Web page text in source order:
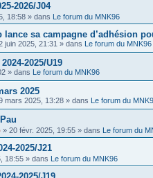
2026/J04
18:58 » dans Le forum du MNK96
sa campagne d’adhésion
juin 2025, 21:31 » dans Le forum du MNK96
2025/U19
» dans Le forum du MNK96
2025
mars 2025, 13:28 » dans Le forum du
» 20 févr. 2025, 19:55 » dans Le forum du
2025/J21
18:55 » dans Le forum du MNK96